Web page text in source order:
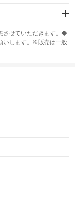
させていただきます。◆
いします。※販売は一般